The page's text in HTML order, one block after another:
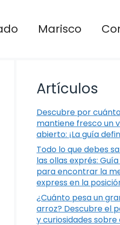
Marisco
Artículos
Descubre por
mantiene fresco un
abierto: ¡La guía
Todo lo que debes
las ollas exprés:
para encontrar la
express en la
¿Cuánto pesa un
arroz? Descubre el
y curiosidades sobre